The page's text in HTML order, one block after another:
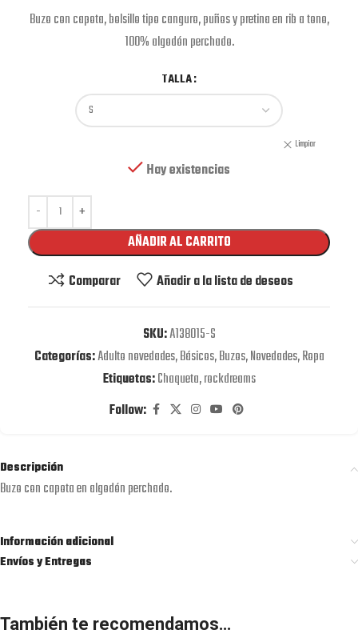
Buzo con capota, bolsillo tipo canguro, puños y pretina en rib a tono,
100% algodón perchado.
TALLA
Limpiar
Hay existencias
AÑADIR AL CARRITO
Comparar
Añadir a la lista de deseos
SKU:A138015-S
Categorías:Adulto novedades,Básicos,Buzos,Novedades,Ropa
Etiquetas:Chaqueta,rockdreams
Follow:
Descripción
Buzo con capota en algodón perchado.
Información adicional
Envíos y Entregas
También te recomendamos…